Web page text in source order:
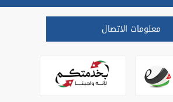
معلومات الاتصال